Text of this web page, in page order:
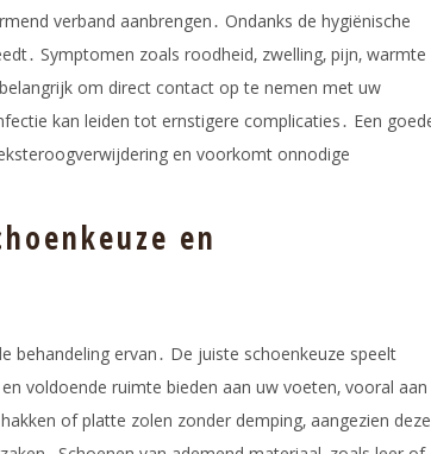
verband aanbrengen․ Ondanks de hygiënische
Symptomen zoals roodheid‚ zwelling‚ pijn‚ warmte
om direct contact op te nemen met uw
kan leiden tot ernstigere complicaties․ Een
en voorkomt onnodige
en
behandeling ervan․ De juiste schoenkeuze speelt
voldoende ruimte bieden aan uw voeten‚ vooral aan
of platte zolen zonder demping‚ aangezien deze